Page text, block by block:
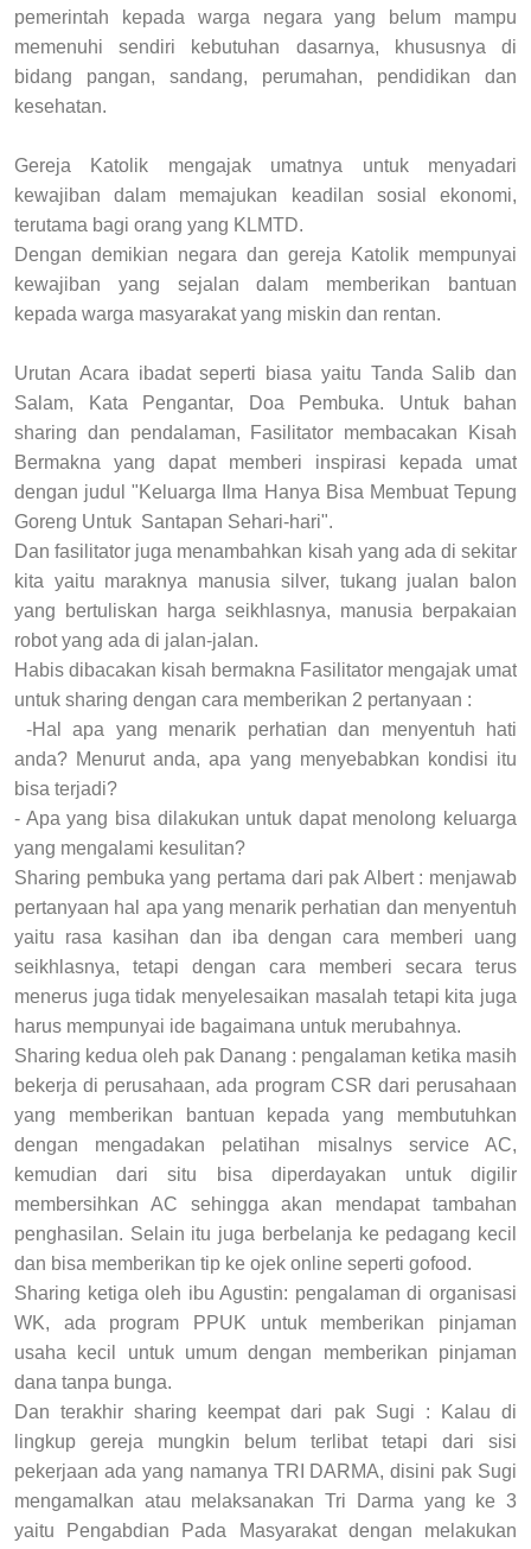
pemerintah kepada warga negara yang belum mampu
memenuhi sendiri kebutuhan dasarnya, khususnya di
bidang pangan, sandang, perumahan, pendidikan dan
kesehatan.
Gereja Katolik mengajak umatnya untuk menyadari
kewajiban dalam memajukan keadilan sosial ekonomi,
terutama bagi orang yang KLMTD.
Dengan demikian negara dan gereja Katolik mempunyai
kewajiban yang sejalan dalam memberikan bantuan
kepada warga masyarakat yang miskin dan rentan.
Urutan Acara ibadat seperti biasa yaitu Tanda Salib dan
Salam, Kata Pengantar, Doa Pembuka. Untuk bahan
sharing dan pendalaman, Fasilitator membacakan Kisah
Bermakna yang dapat memberi inspirasi kepada umat
dengan judul "Keluarga Ilma Hanya Bisa Membuat Tepung
Goreng Untuk Santapan Sehari-hari".
Dan fasilitator juga menambahkan kisah yang ada di sekitar
kita yaitu maraknya manusia silver, tukang jualan balon
yang bertuliskan harga seikhlasnya, manusia berpakaian
robot yang ada di jalan-jalan.
Habis dibacakan kisah bermakna Fasilitator mengajak umat
untuk sharing dengan cara memberikan 2 pertanyaan :
-Hal apa yang menarik perhatian dan menyentuh hati
anda? Menurut anda, apa yang menyebabkan kondisi itu
bisa terjadi?
- Apa yang bisa dilakukan untuk dapat menolong keluarga
yang mengalami kesulitan?
Sharing pembuka yang pertama dari pak Albert : menjawab
pertanyaan hal apa yang menarik perhatian dan menyentuh
yaitu rasa kasihan dan iba dengan cara memberi uang
seikhlasnya, tetapi dengan cara memberi secara terus
menerus juga tidak menyelesaikan masalah tetapi kita juga
harus mempunyai ide bagaimana untuk merubahnya.
Sharing kedua oleh pak Danang : pengalaman ketika masih
bekerja di perusahaan, ada program CSR dari perusahaan
yang memberikan bantuan kepada yang membutuhkan
dengan mengadakan pelatihan misalnys service AC,
kemudian dari situ bisa diperdayakan untuk digilir
membersihkan AC sehingga akan mendapat tambahan
penghasilan. Selain itu juga berbelanja ke pedagang kecil
dan bisa memberikan tip ke ojek online seperti gofood.
Sharing ketiga oleh ibu Agustin: pengalaman di organisasi
WK, ada program PPUK untuk memberikan pinjaman
usaha kecil untuk umum dengan memberikan pinjaman
dana tanpa bunga.
Dan terakhir sharing keempat dari pak Sugi : Kalau di
lingkup gereja mungkin belum terlibat tetapi dari sisi
pekerjaan ada yang namanya TRI DARMA, disini pak Sugi
mengamalkan atau melaksanakan Tri Darma yang ke 3
yaitu Pengabdian Pada Masyarakat dengan melakukan